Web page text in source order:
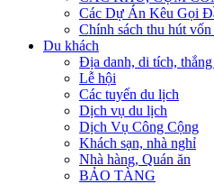
Các Dự Án Kêu Gọi
Chính sách thu hút
Du khách
Địa danh, di tích, thắng
Lễ hội
Các tuyến du lịch
Dịch vụ du lịch
Dịch Vụ Công Cộng
Khách sạn, nhà nghỉ
Nhà hàng, Quán ăn
BẢO TÀNG